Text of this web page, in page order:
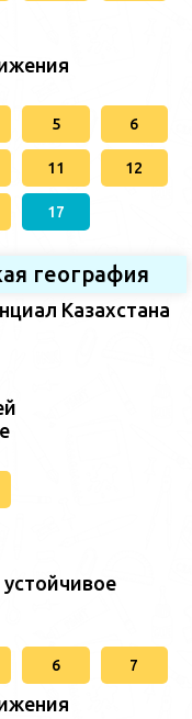
5 6
11 12
17
география
Казахстана
6 7